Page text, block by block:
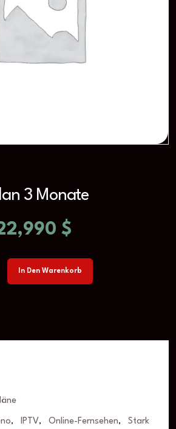
3 Monate
$
In Den Warenkorb
, IPTV, Online-Fernsehen,
Stark